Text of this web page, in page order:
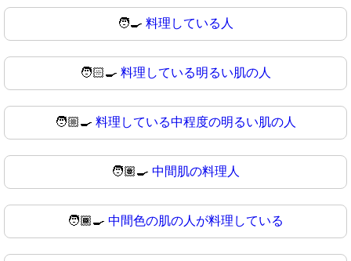
🧑‍🍳 料理している人
🧑🏻‍🍳 料理している明るい肌の人
🧑🏼‍🍳 料理している中程度の明るい肌の人
🧑🏽‍🍳 中間肌の料理人
🧑🏾‍🍳 中間色の肌の人が料理している